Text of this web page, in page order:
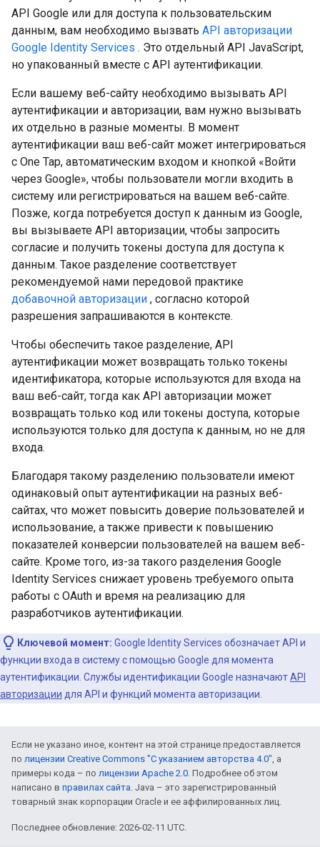
API Google или для доступа к пользовательским
данным, вам необходимо вызвать API авторизации
Google Identity Services . Это отдельный API JavaScript,
но упакованный вместе с API аутентификации.
Если вашему веб-сайту необходимо вызывать API
аутентификации и авторизации, вам нужно вызывать
их отдельно в разные моменты. В момент
аутентификации ваш веб-сайт может интегрироваться
с One Tap, автоматическим входом и кнопкой «Войти
через Google», чтобы пользователи могли входить в
систему или регистрироваться на вашем веб-сайте.
Позже, когда потребуется доступ к данным из Google,
вы вызываете API авторизации, чтобы запросить
согласие и получить токены доступа для доступа к
данным. Такое разделение соответствует
рекомендуемой нами передовой практике
добавочной авторизации , согласно которой
разрешения запрашиваются в контексте.
Чтобы обеспечить такое разделение, API
аутентификации может возвращать только токены
идентификатора, которые используются для входа на
ваш веб-сайт, тогда как API авторизации может
возвращать только код или токены доступа, которые
используются только для доступа к данным, но не для
входа.
Благодаря такому разделению пользователи имеют
одинаковый опыт аутентификации на разных веб-
сайтах, что может повысить доверие пользователей и
использование, а также привести к повышению
показателей конверсии пользователей на вашем веб-
сайте. Кроме того, из-за такого разделения Google
Identity Services снижает уровень требуемого опыта
работы с OAuth и время на реализацию для
разработчиков аутентификации.
Ключевой момент: Google Identity Services обозначает API и
функции входа в систему с помощью Google для момента
аутентификации. Службы идентификации Google назначаютAPI
авторизации для API и функций момента авторизации.
Если не указано иное, контент на этой странице предоставляется
по лицензии Creative Commons "С указанием авторства 4.0", а
примеры кода – по лицензии Apache 2.0. Подробнее об этом
написано в правилах сайта. Java – это зарегистрированный
товарный знак корпорации Oracle и ее аффилированных лиц.
Последнее обновление: 2026-02-11 UTC.